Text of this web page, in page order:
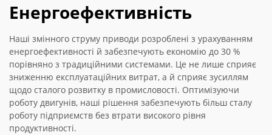
Енергоефективність
Наші змінного струму приводи розроблені з урахуванням
енергоефективності й забезпечують економію до 30 %
порівняно з традиційними системами. Це не лише сприяє
зниженню експлуатаційних витрат, а й сприяє зусиллям
щодо сталого розвитку в промисловості. Оптимізуючи
роботу двигунів, наші рішення забезпечують більш сталу
роботу підприємств без втрати високого рівня
продуктивності.